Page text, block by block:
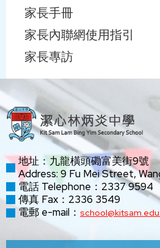
家長手冊
家長內聯網使用指引
家長專訪
地址：九龍橫頭磡富美街9號
Address: 9 Fu Mei Street,
電話 Telephone：2337 9594
傳真 Fax：2336 3549
電郵 e-mail：